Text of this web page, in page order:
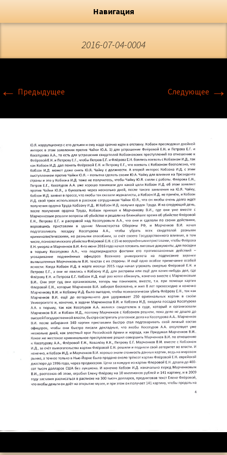
Флёрова Елена Николаевна
Художник, Официальный сайт
Навигация
2016-07-04-0004
← Предыдущее Следующее →